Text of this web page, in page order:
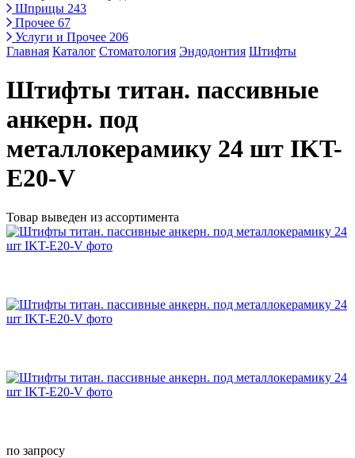
Шприцы 243
Прочее 67
Услуги и Прочее 206
Главная Каталог Стоматология Эндодонтия Штифты
Штифты титан. пассивные
анкерн. под
металлокерамику 24 шт IKT-
E20-V
Товар выведен из ассортимента
по запросу